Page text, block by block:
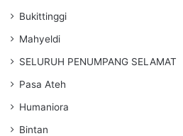
Bukittinggi
Mahyeldi
SELURUH PENUMPANG SELAMAT
Pasa Ateh
Humaniora
Bintan